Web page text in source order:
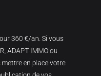
360 €/an. Si vous
ADAPT IMMO ou
mettre en place votre